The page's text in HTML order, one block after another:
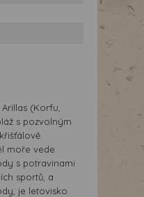
(Korfu,
s pozvolným
moře vede
s potravinami
sportů, a
je letovisko